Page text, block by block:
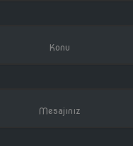
Konu
Mesajınız